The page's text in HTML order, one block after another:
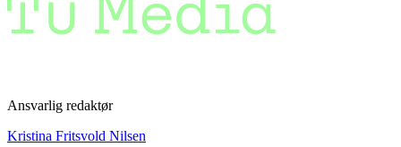
Ansvarlig redaktør
Kristina Fritsvold Nilsen